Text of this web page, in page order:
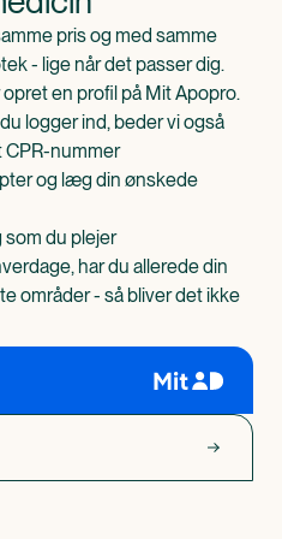
pris og med samme
- lige når det passer dig.
en profil på Mit Apopro.
logger ind, beder vi også
CPR-nummer
og læg din ønskede
du plejer
har du allerede din
områder - så bliver det ikke